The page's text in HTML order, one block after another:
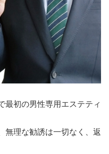
最初の男性専用エステティ
無理な勧誘は一切なく、返